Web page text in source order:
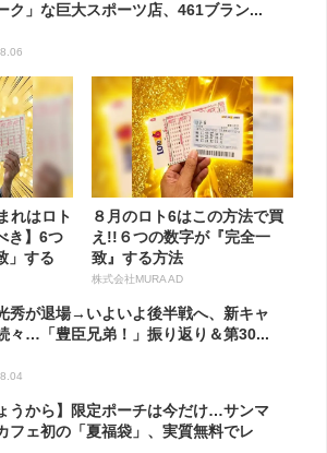
ク」な巨大スポーツ店、461ブラン...
れはロト
き】6つ
」する
８月のロト6はこの方法で買
え!!６つの数字が『完全一
致』する方法
株式会社MURA AD
秀が退場→いよいよ後半戦へ、新キャ
々…「豊臣兄弟！」振り返り＆第30...
ょうから】限定ポーチは今だけ…サンマ
フェ初の「夏福袋」、実質無料でレ